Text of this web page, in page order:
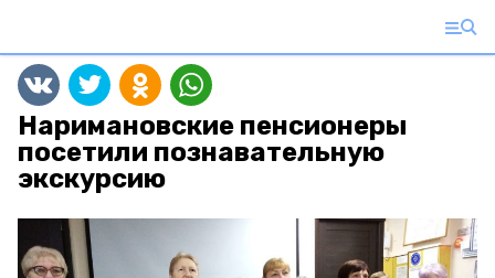
Наримановские пенсионеры
посетили познавательную
экскурсию